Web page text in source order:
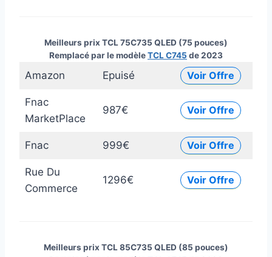
Amazon Epuisé Voir Offre
Fnac
MarketPlace
987€ Voir Offre
Fnac 999€ Voir Offre
Rue Du
Commerce
1296€ Voir Offre
Meilleurs prix TCL 75C735 QLED (75 pouces)
Remplacé par le modèleTCL C745 de 2023
Meilleurs prix TCL 85C735 QLED (85 pouces)